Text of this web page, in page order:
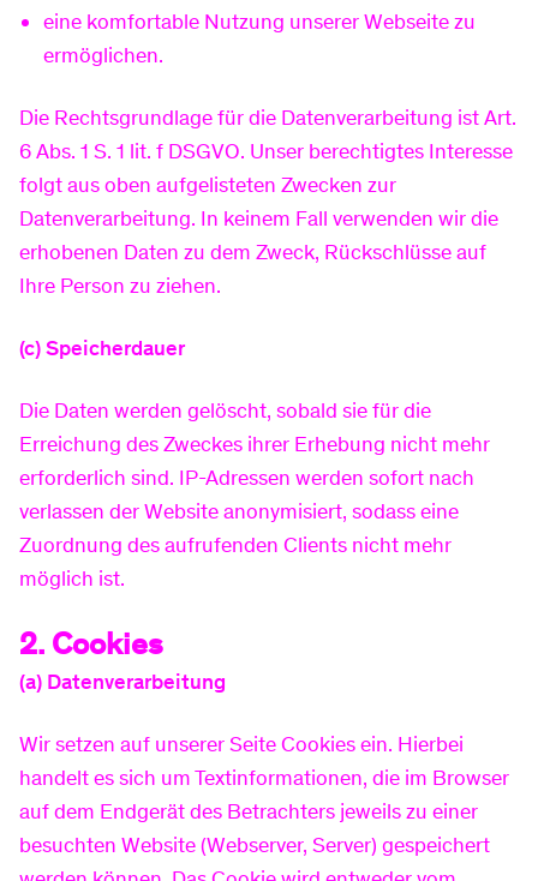
eine komfortable Nutzung unserer Webseite zu
ermöglichen.
Die Rechtsgrundlage für die Datenverarbeitung ist Art.
6 Abs. 1 S. 1 lit. f DSGVO. Unser berechtigtes Interesse
folgt aus oben aufgelisteten Zwecken zur
Datenverarbeitung. In keinem Fall verwenden wir die
erhobenen Daten zu dem Zweck, Rückschlüsse auf
Ihre Person zu ziehen.
(c) Speicherdauer
Die Daten werden gelöscht, sobald sie für die
Erreichung des Zweckes ihrer Erhebung nicht mehr
erforderlich sind. IP-Adressen werden sofort nach
verlassen der Website anonymisiert, sodass eine
Zuordnung des aufrufenden Clients nicht mehr
möglich ist.
2. Cookies
(a) Datenverarbeitung
Wir setzen auf unserer Seite Cookies ein. Hierbei
handelt es sich um Textinformationen, die im Browser
auf dem Endgerät des Betrachters jeweils zu einer
besuchten Website (Webserver, Server) gespeichert